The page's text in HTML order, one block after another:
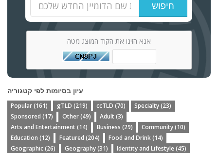
חיפוש
אנא הזינו את הקוד המוצג מטה
עיון בסיומות לפי קטגוריה
Popular (161) gTLD (219) ccTLD (70)
Specialty (23)
Sponsored (17)
Other (49)
Adult (3)
Arts and Entertainment (14)
Business (29)
Community (10)
Education (12)
Featured (204)
Food and Drink (14)
Geographic (26)
Geography (31)
Identity and Lifestyle (45)